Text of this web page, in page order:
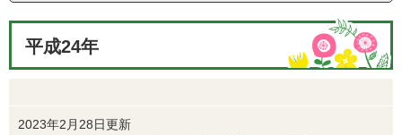
平成24年
2023年2月28日更新